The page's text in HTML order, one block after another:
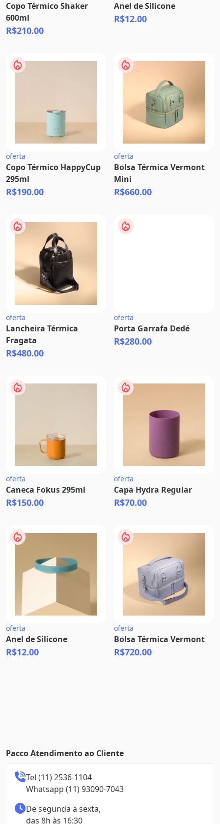
Copo Térmico Shaker
600ml
R$210.00
Anel de Silicone
R$12.00
oferta
Copo Térmico HappyCup
295ml
R$190.00
oferta
Bolsa Térmica Vermont
Mini
R$660.00
oferta
Lancheira Térmica
Fragata
R$480.00
oferta
Porta Garrafa Dedé
R$280.00
oferta
Caneca Fokus 295ml
R$150.00
oferta
Capa Hydra Regular
R$70.00
oferta
Anel de Silicone
R$12.00
oferta
Bolsa Térmica Vermont
R$720.00
Pacco Atendimento ao Cliente
Tel (11) 2536-1104
Whatsapp (11) 93090-7043
De segunda a sexta,
das 8h às 16:30